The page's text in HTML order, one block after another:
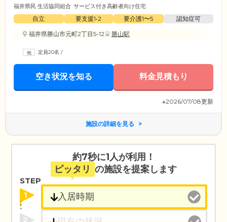
福井県民 生活協同組合 サービス付き高齢者向け住宅
自立 要支援1•2 要介護1〜5
認知症可
福井県勝山市元町2丁目5-12
勝山駅
定員20名 /
空き状況を知る 料金見積もり
※2026/07/08更新
施設の詳細を見る
約7秒に1人が利用！
ピッタリ の施設を提案します
STEP
1
2